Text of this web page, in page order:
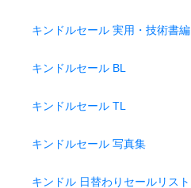
キンドルセール 実用・技術書編
キンドルセール BL
キンドルセール TL
キンドルセール 写真集
キンドル 日替わりセールリスト